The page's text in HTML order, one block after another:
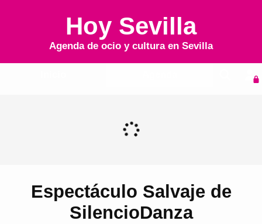
Hoy Sevilla
Agenda de ocio y cultura en Sevilla
Espectáculo Salvaje de
SilencioDanza